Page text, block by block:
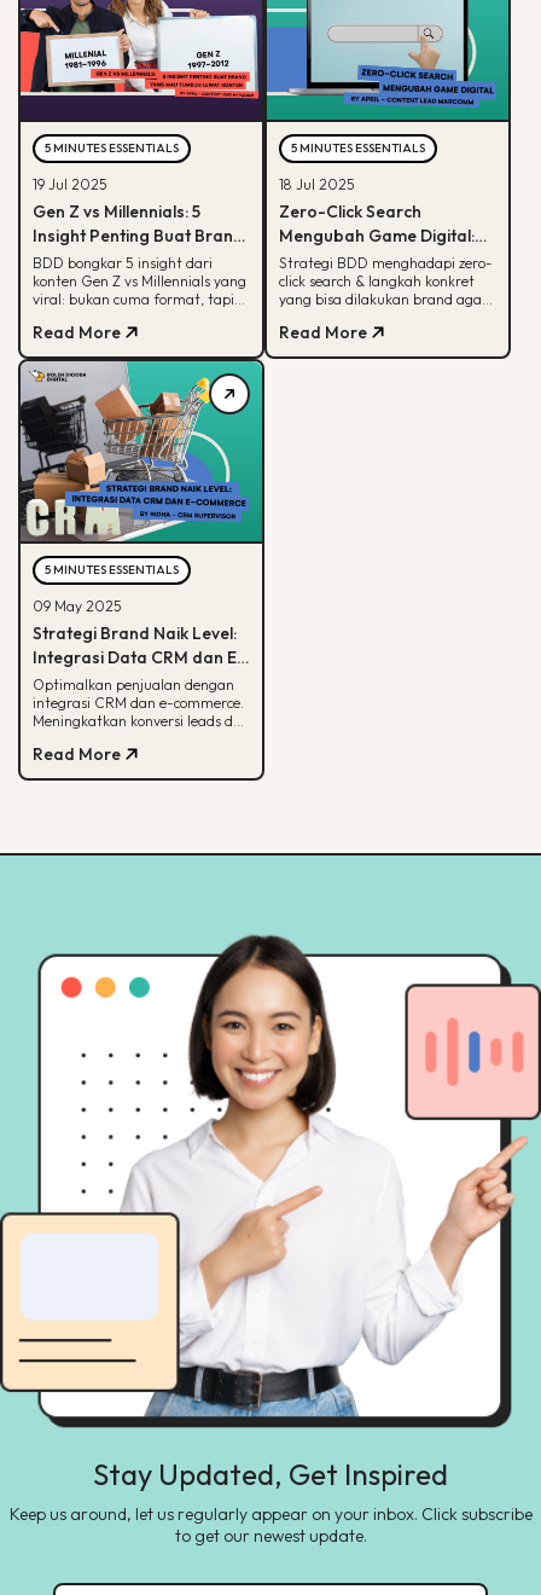
5 MINUTES ESSENTIALS
19 Jul 2025
Gen Z vs Millennials: 5
Insight Penting Buat Brand
yang Mau Tumbuh Lewat
Konten
BDD bongkar 5 insight dari
konten Gen Z vs Millennials yang
viral: bukan cuma format, tapi
Read More
5 MINUTES ESSENTIALS
18 Jul 2025
Zero-Click Search
Mengubah Game Digital:
Begini Strategi BDD & Apa
yang Bisa Dilakukan Brand
Strategi BDD menghadapi zero-
click search & langkah konkret
yang bisa dilakukan brand agar
Google
Read More
5 MINUTES ESSENTIALS
09 May 2025
Strategi Brand Naik Level:
Integrasi Data CRM dan E-
commerce
Optimalkan penjualan dengan
integrasi CRM dan e-commerce.
Meningkatkan konversi leads dan
terarah
Read More
Stay Updated, Get Inspired
Keep us around, let us regularly appear on your inbox. Click subscribe
to get our newest update.